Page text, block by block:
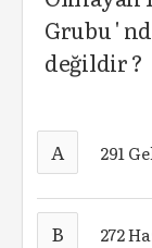
Grubu '
değildir ?
A 291
B 272